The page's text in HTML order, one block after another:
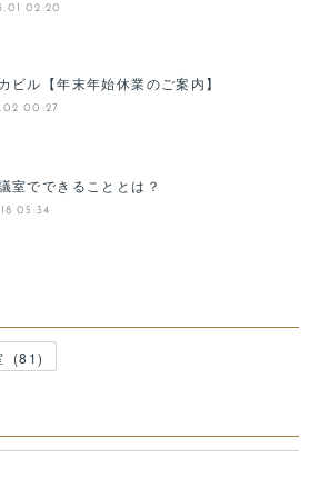
02:20
ビル【年末年始休業のご案内】
00:27
室でできることとは？
05:34
(81)